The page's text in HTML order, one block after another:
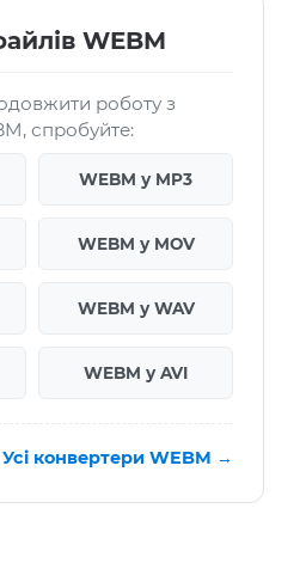
WEBM
роботу з
спробуйте:
WEBM у MP3
WEBM у MOV
WEBM у WAV
WEBM у AVI
Усі конвертери WEBM →